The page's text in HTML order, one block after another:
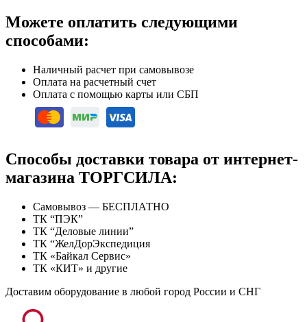
Можете оплатить следующими
способами:
Наличный расчет при самовывозе
Оплата на расчетный счет
Оплата с помощью карты или СБП
Способы доставки товара от интернет-
магазина ТОРГСИЛА:
Самовывоз — БЕСПЛАТНО
ТК “ПЭК”
ТК “Деловые линии”
ТК “ЖелДорЭкспедиция
ТК «Байкал Сервис»
ТК «КИТ» и другие
Доставим оборудование в любой город России и СНГ